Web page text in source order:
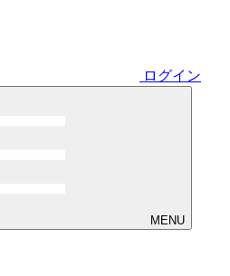
ログイン
MENU